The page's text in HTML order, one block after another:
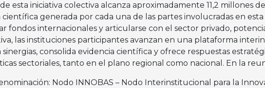
esta iniciativa colectiva alcanza aproximadamente 11,2 millones
generada por cada una de las partes involucradas en
fondos internacionales y articularse con el sector privado,
las instituciones participantes avanzan en una plataforma
consolida evidencia científica y ofrece respuestas
sectoriales, tanto en el plano regional como nacional. En la
Nodo INNOBAS – Nodo Interinstitucional para la